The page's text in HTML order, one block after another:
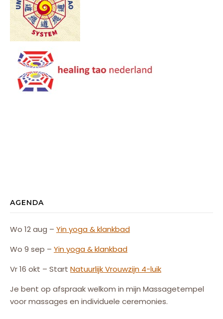
AGENDA
Wo 12 aug – Yin yoga & klankbad
Wo 9 sep – Yin yoga & klankbad
Vr 16 okt – Start NatuurlijkVrouwzijn 4-luik
Je bent op afspraak welkom in mijn Massagetempel
voor massages en individuele ceremonies.